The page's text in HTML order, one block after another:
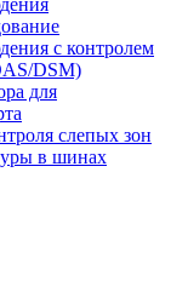
с контролем
DSM)
для
слепых зон
в шинах